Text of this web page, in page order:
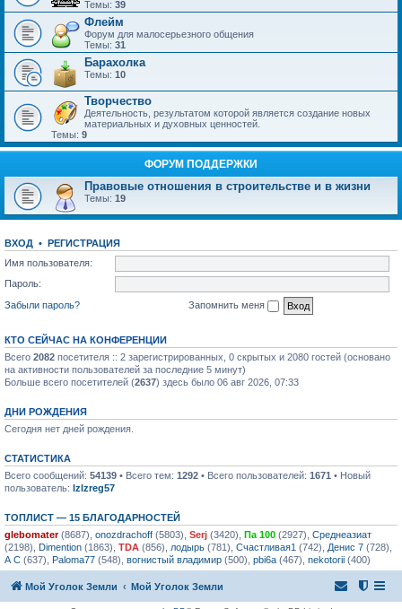
Темы: 39
Флейм
Форум для малосерьезного общения
Темы: 31
Барахолка
Темы: 10
Творчество
Деятельность, результатом которой является создание новых
материальных и духовных ценностей.
Темы: 9
ФОРУМ ПОДДЕРЖКИ
Правовые отношения в строительстве и в жизни
Темы: 19
ВХОД • РЕГИСТРАЦИЯ
Имя пользователя:
Пароль:
Забыли пароль?
Запомнить меня
КТО СЕЙЧАС НА КОНФЕРЕНЦИИ
Всего 2082 посетителя :: 2 зарегистрированных, 0 скрытых и 2080 гостей (основано
на активности пользователей за последние 5 минут)
Больше всего посетителей (2637) здесь было 06 авг 2026, 07:33
ДНИ РОЖДЕНИЯ
Сегодня нет дней рождения.
СТАТИСТИКА
Всего сообщений: 54139 • Всего тем: 1292 • Всего пользователей: 1671 • Новый
пользователь: lzlzreg57
ТОПЛИСТ — 15 БЛАГОДАРНОСТЕЙ
glebomater(8687), onozdrachoff (5803), Serj (3420), Па 100 (2927), Среднеазиат
(2198), Dimention (1863), TDA (856), лодырь (781), Счастливая1 (742), Денис 7 (728),
А С (637), Paloma77 (548), вогнистый владимир (500), pbi6a (467), nekotorii (400)
Мой Уголок Земли Мой Уголок Земли